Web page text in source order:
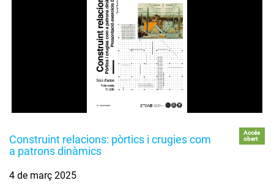
Construint relacions: pòrtics i crugies com
a patrons dinàmics
Accés
obert
4 de març 2025